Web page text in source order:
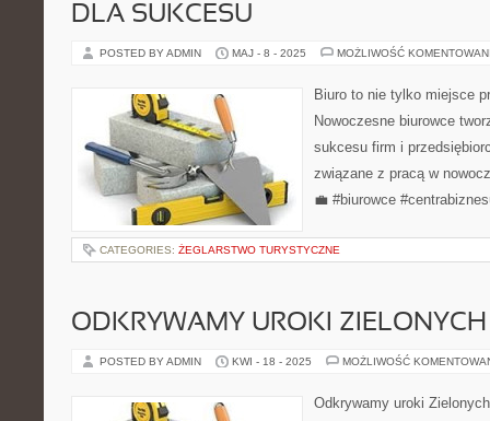
DLA SUKCESU
POSTED BY ADMIN MAJ - 8 - 2025 MOŻLIWOŚĆ
Biuro to nie tylko miejsce
Nowoczesne biurowce
sukcesu firm i
związane z pracą w
💼 #biurowce
CATEGORIES: ŻEGLARSTWO TURYSTYCZNE
ODKRYWAMY UROKI
POSTED BY ADMIN KWI - 18 - 2025 MOŻLIWOŚĆ
Odkrywamy uroki